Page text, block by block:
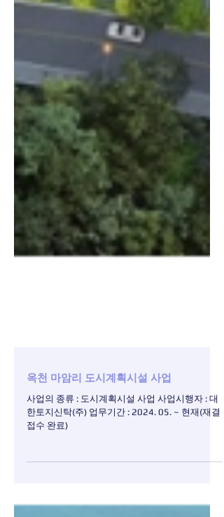
옥천 마암리 도시계획시설 사업
사업의 종류 : 도시계획시설 사업 사업시행자 : 대
접수 완료)